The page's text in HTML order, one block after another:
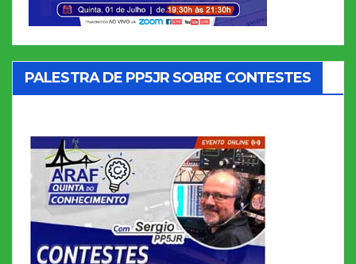
PALESTRA DE PP5JR SOBRE CONTESTES